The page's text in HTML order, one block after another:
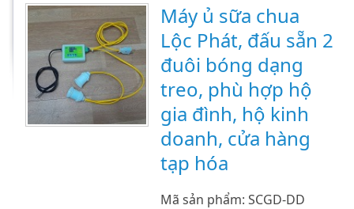
Máy ủ sữa chua
Lộc Phát, đấu sẵn 2
đuôi bóng dạng
treo, phù hợp hộ
gia đình, hộ kinh
doanh, cửa hàng
tạp hóa
Mã sản phẩm: SCGD-DD